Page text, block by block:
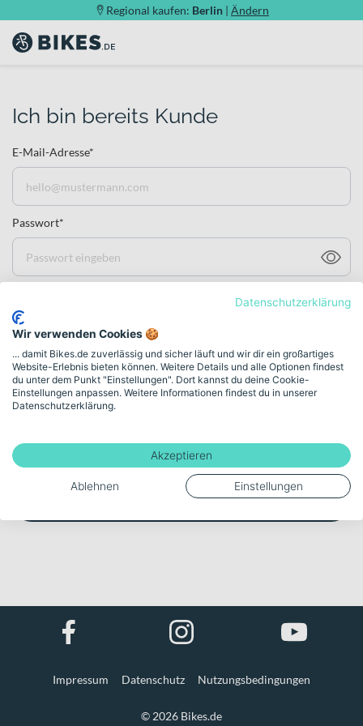
Regional kaufen: Berlin | Ändern
Ich bin bereits Kunde
E-Mail-Adresse*
Passwort*
Jetzt anmelden
Noch kein Kunde?
Jetzt registrieren
Als Gast fortfahren
© 2026 Bikes.de
Impressum Datenschutz Nutzungsbedingungen
Datenschutzerklärung
Wir verwenden Cookies 🍪
... damit Bikes.de zuverlässig und sicher läuft und wir dir ein großartiges
Website-Erlebnis bieten können. Weitere Details und alle Optionen findest
du unter dem Punkt "Einstellungen". Dort kannst du deine Cookie-
Einstellungen anpassen. Weitere Informationen findest du in unserer
Datenschutzerklärung.
Akzeptieren
Ablehnen Einstellungen